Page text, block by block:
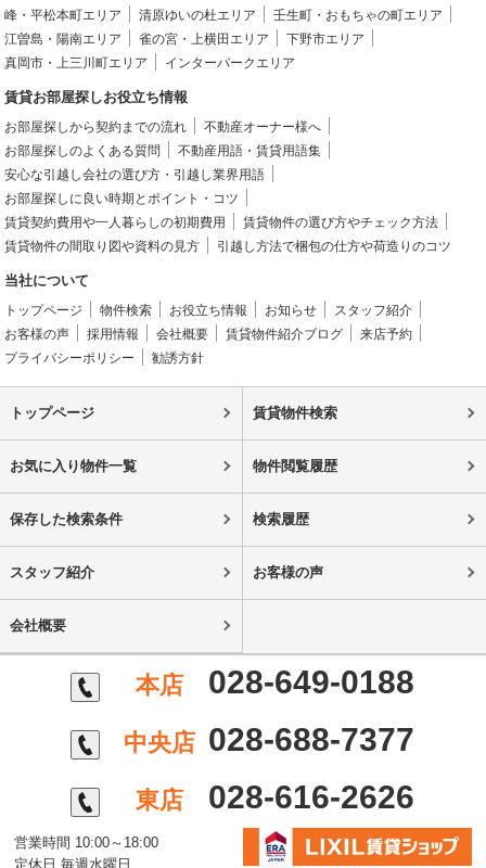
峰・平松本町エリア
清原ゆいの杜エリア
壬生町・おもちゃの町エリア
江曽島・陽南エリア
雀の宮・上横田エリア
下野市エリア
真岡市・上三川町エリア
インターパークエリア
賃貸お部屋探しお役立ち情報
お部屋探しから契約までの流れ
不動産オーナー様へ
お部屋探しのよくある質問
不動産用語・賃貸用語集
安心な引越し会社の選び方・引越し業界用語
お部屋探しに良い時期とポイント・コツ
賃貸契約費用や一人暮らしの初期費用
賃貸物件の選び方やチェック方法
賃貸物件の間取り図や資料の見方
引越し方法で梱包の仕方や荷造りのコツ
当社について
トップページ 物件検索 お役立ち情報 お知らせ
スタッフ紹介
お客様の声
採用情報 会社概要 賃貸物件紹介ブログ
来店予約
プライバシーポリシー
勧誘方針
トップページ 賃貸物件検索
お気に入り物件一覧 物件閲覧履歴
保存した検索条件 検索履歴
スタッフ紹介 お客様の声
会社概要
本店 028-649-0188
中央店 028-688-7377
東店 028-616-2626
営業時間 10:00～18:00
定休日 毎週水曜日